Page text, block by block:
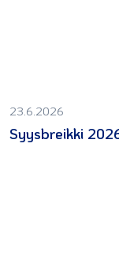
23.6.2026
Syysbreikki